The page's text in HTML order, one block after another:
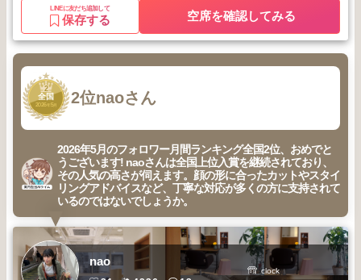
LINEに友だち追加して
保存する 空席を確認してみる
2
全国
2026年 5月 2位naoさん
2026年5月のフォロワー月間ランキング全国2位、おめでと
うございます! naoさんは全国上位入賞を継続されており、
その人気の高さが伺えます。顔の形に合ったカットやスタイ
リングアドバイスなど、丁寧な対応が多くの方に支持されて
いるのではないでしょうか。
nao
clock